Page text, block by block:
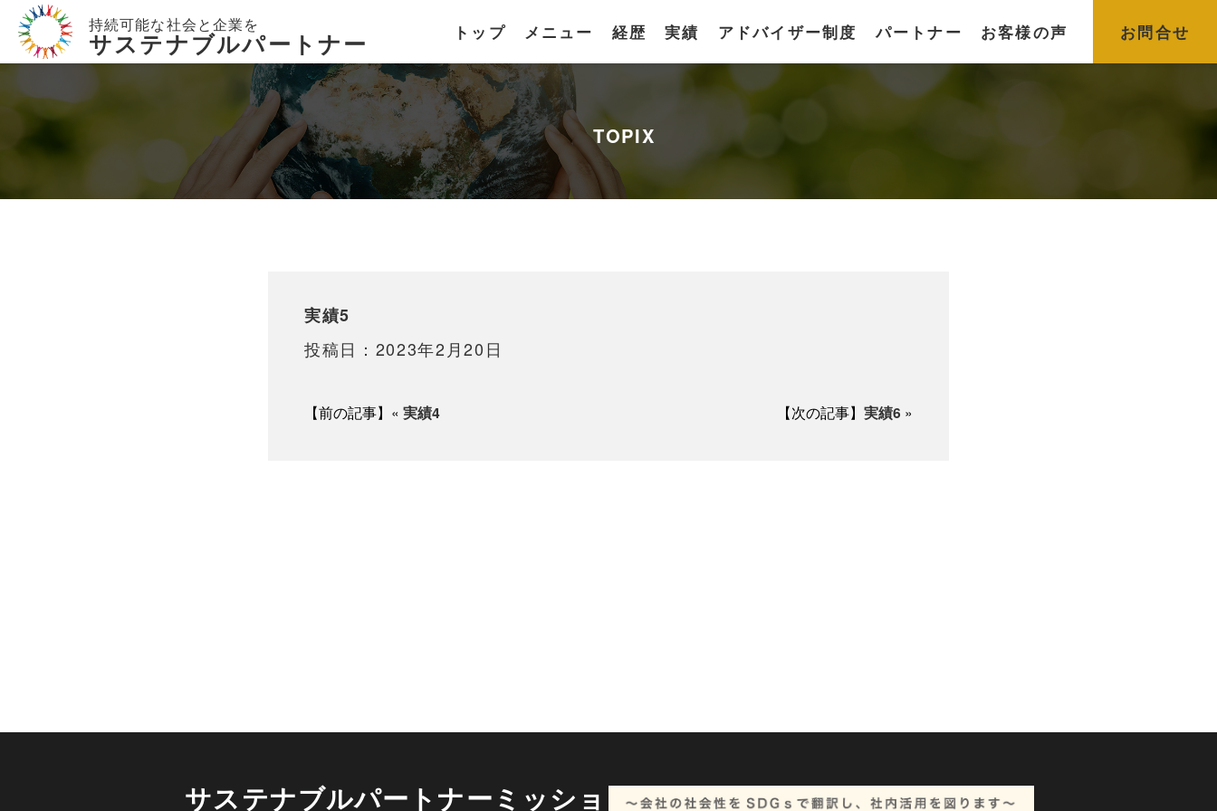
持続可能な社会と企業を
サステナブルパートナー トップ メニュー 経歴 実績 アドバイザー制度 パートナー お客様の声 お問合せ
TOPIX
実績5
投稿日：2023年2月20日
【前の記事】« 実績4 【次の記事】 実績6 »
サステナブルパートナーミッショ